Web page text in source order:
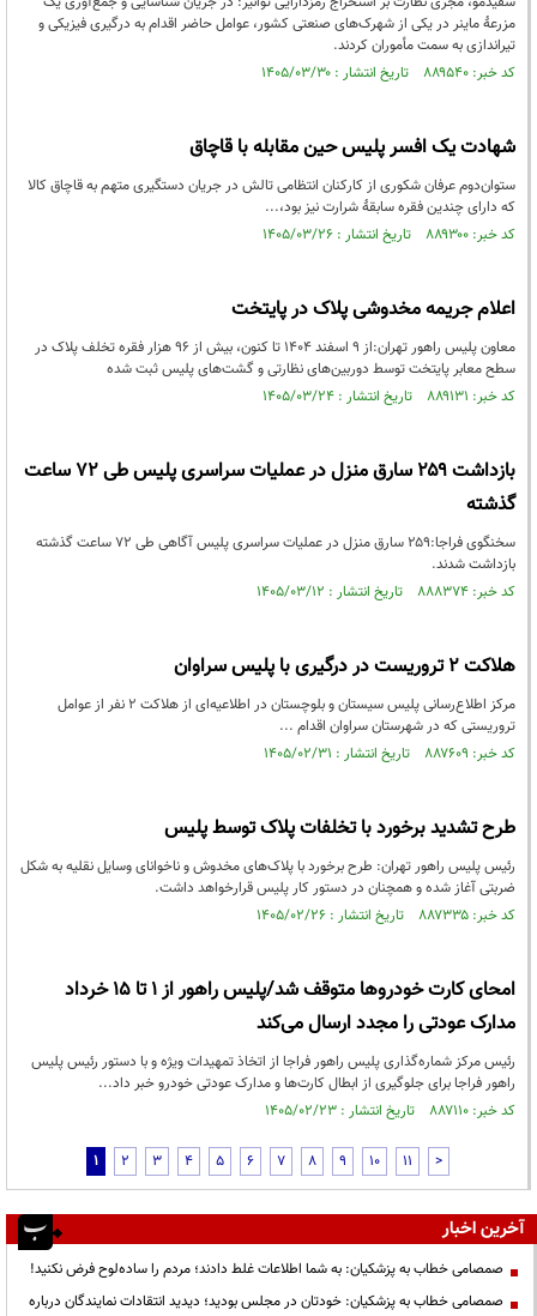
مزرعۀ ماینر در یکی از شهرک‌های صنعتی کشور، عوامل حاضر اقدام به درگیری فیزیکی و
تیراندازی به سمت مأموران کردند.
کد خبر: ۸۸۹۵۴۰ تاریخ انتشار : ۱۴۰۵/۰۳/۳۰
شهادت یک افسر پلیس حین مقابله با قاچاق
ستوان‌دوم عرفان شکوری از کارکنان انتظامی تالش در جریان دستگیری متهم به قاچاق کالا
که دارای چندین فقره سابقهٔ شرارت نیز بود،...
کد خبر: ۸۸۹۳۰۰ تاریخ انتشار : ۱۴۰۵/۰۳/۲۶
اعلام جریمه مخدوشی پلاک در پایتخت
معاون پلیس راهور تهران:از ۹ اسفند ۱۴۰۴ تا کنون، بیش از ۹۶ هزار فقره تخلف پلاک در
سطح معابر پایتخت توسط دوربین‌های نظارتی و گشت‌های پلیس ثبت شده
کد خبر: ۸۸۹۱۳۱ تاریخ انتشار : ۱۴۰۵/۰۳/۲۴
بازداشت ۲۵۹ سارق منزل در عملیات سراسری پلیس طی ۷۲ ساعت
گذشته
سخنگوی فراجا:۲۵۹ سارق منزل در عملیات سراسری پلیس آگاهی طی ۷۲ ساعت گذشته
بازداشت شدند.
کد خبر: ۸۸۸۳۷۴ تاریخ انتشار : ۱۴۰۵/۰۳/۱۲
هلاکت ۲ تروریست در درگیری با پلیس سراوان
مرکز اطلاع‌رسانی پلیس سیستان و بلوچستان در اطلاعیه‌ای از هلاکت ۲ نفر از عوامل
تروریستی که در شهرستان سراوان اقدام ...
کد خبر: ۸۸۷۶۰۹ تاریخ انتشار : ۱۴۰۵/۰۲/۳۱
طرح تشدید برخورد با تخلفات پلاک توسط پلیس
رئیس پلیس راهور تهران: طرح برخورد با پلاک‌های مخدوش و ناخوانای وسایل نقلیه به شکل
ضربتی آغاز شده و همچنان در دستور کار پلیس قرارخواهد داشت.
کد خبر: ۸۸۷۳۳۵ تاریخ انتشار : ۱۴۰۵/۰۲/۲۶
امحای کارت‌ خودروها متوقف شد/پلیس راهور از ۱ تا ۱۵ خرداد
مدارک عودتی را مجدد ارسال می‌کند
رئیس مرکز شماره‌گذاری پلیس راهور فراجا از اتخاذ تمهیدات ویژه و با دستور رئیس پلیس
راهور فراجا برای جلوگیری از ابطال کارت‌ها و مدارک عودتی خودرو خبر داد...
کد خبر: ۸۸۷۱۱۰ تاریخ انتشار : ۱۴۰۵/۰۲/۲۳
1 2 3 4 5 6 7 8 9 10 11 >
آخرین اخبار
صمصامی خطاب به پزشکیان: به شما اطلاعات غلط دادند؛ مردم را ساده‌لوح فرض نکنید!
صمصامی خطاب به پزشکیان: خودتان در مجلس بودید؛ دیدید انتقادات نمایندگان درباره